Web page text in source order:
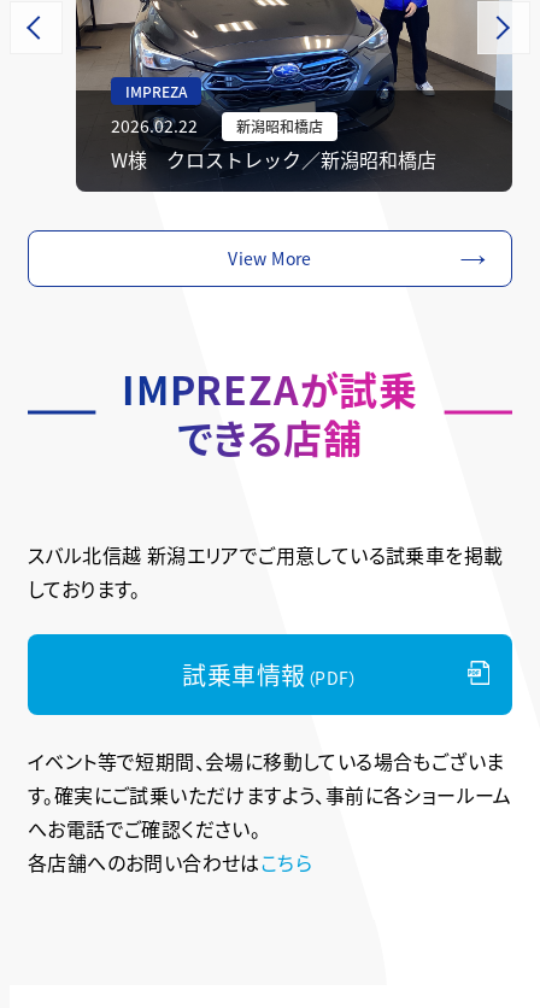
IMPREZA
2026.02.22 新潟昭和橋店
W様 クロストレック／新潟昭和橋店
View More
IMPREZAが試乗
できる店舗
スバル北信越 新潟エリアでご用意している試乗車を掲載
しております。
試乗車情報 （PDF）
イベント等で短期間、会場に移動している場合もございま
す。確実にご試乗いただけますよう、事前に各ショールーム
へお電話でご確認ください。
各店舗へのお問い合わせはこちら